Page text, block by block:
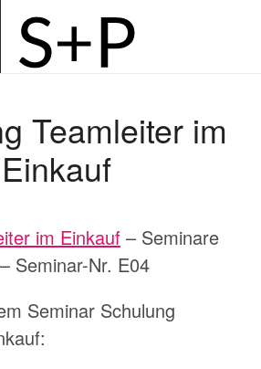
Teamleiter im
Einkauf
im Einkauf – Seminare
Seminar-Nr. E04
Seminar Schulung